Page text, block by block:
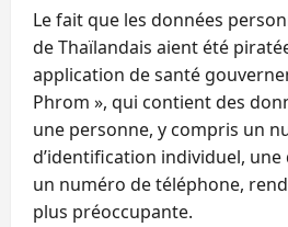
Le fait que les données
de Thaïlandais aient été
application de santé
Phrom », qui contient des
une personne, y compris un
d’identification individuel, une
un numéro de téléphone,
plus préoccupante.